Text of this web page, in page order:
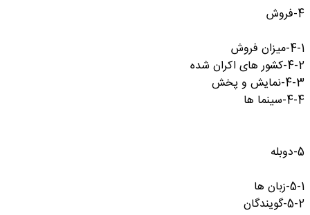
4-فروش
4-1-میزان فروش
4-2-کشور های اکران شده
4-3-نمایش و پخش
4-4-سینما ها
5-دوبله
5-1-زبان ها
5-2-گویندگان